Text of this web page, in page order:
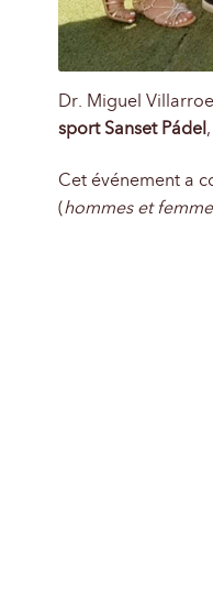
Dr. Miguel
sport Sanset Pádel
Cet événement a
(hommes et